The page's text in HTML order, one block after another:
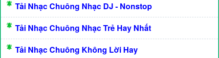
Tải Nhạc Chuông Nhạc DJ - Nonstop
Tải Nhạc Chuông Nhạc Trẻ Hay Nhất
Tải Nhạc Chuông Không Lời Hay